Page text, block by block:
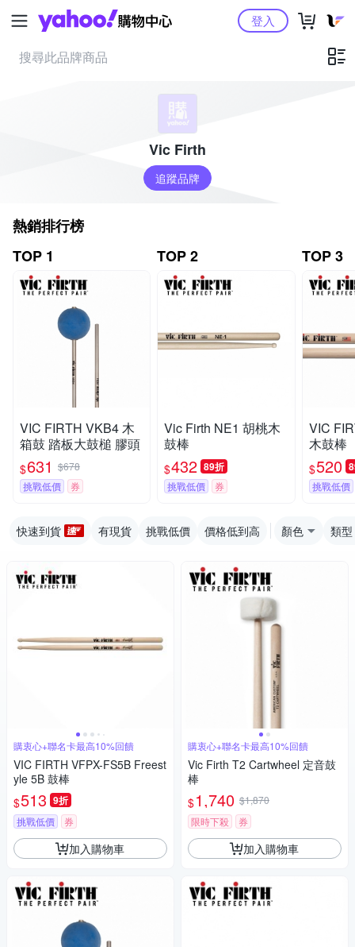
Yahoo購物中心登入
Vic Firth
追蹤品牌
熱銷排行榜
TOP 1
VIC FIRTH VKB4 木
箱鼓 踏板大鼓槌 膠頭
$631 $678
挑戰低價
券
TOP 2
Vic Firth NE1 胡桃木
鼓棒
$432 89折
挑戰低價 券
TOP 3
VIC
木鼓棒
$520
挑戰低價
快速到貨 有現貨 挑戰低價 價格低到高 顏色 類型
購衷心+聯名卡最高10%回饋
VIC FIRTH VFPX-FS5B Freest
yle 5B 鼓棒
$513 9折
挑戰低價 券
加入購物車
購衷心+聯名卡最高10%回饋
Vic Firth T2 Cartwheel 定音鼓
棒
$1,740 $1,870
限時下殺
券
加入購物車